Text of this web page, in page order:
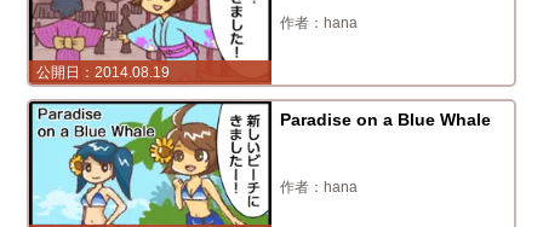
2014.08.19
hana
Paradise on a Blue Whale
hana